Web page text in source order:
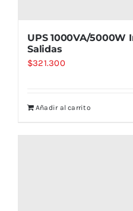
UPS 1000VA/5000W
Salidas
$321.300
Añadir al carrito